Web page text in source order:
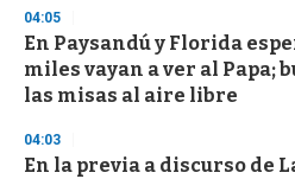
n
d
04:05
En Paysandú y Florida
miles vayan a ver al Papa;
las misas al aire libre
04:03
En la previa a discurso de